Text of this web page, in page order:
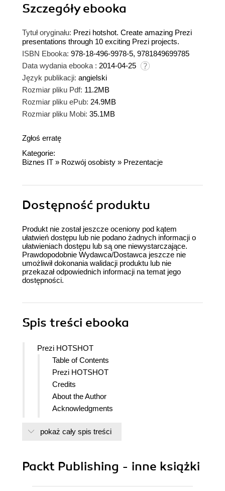
Szczegółyebooka
Tytuł oryginału: Prezi hotshot. Create amazing Prezi
presentations through 10 exciting Prezi projects.
ISBN Ebooka: 978-18-496-9978-5, 9781849699785
Data wydania ebooka : 2014-04-25
Język publikacji: angielski
Rozmiar pliku Pdf: 11.2MB
Rozmiar pliku ePub: 24.9MB
Rozmiar pliku Mobi: 35.1MB
Zgłoś erratę
Kategorie:
Biznes IT » Rozwój osobisty » Prezentacje
Dostępność produktu
Produkt nie został jeszcze oceniony pod kątem
ułatwień dostępu lub nie podano żadnych informacji o
ułatwieniach dostępu lub są one niewystarczające.
Prawdopodobnie Wydawca/Dostawca jeszcze nie
umożliwił dokonania walidacji produktu lub nie
przekazał odpowiednich informacji na temat jego
dostępności.
Spis treści ebooka
Prezi HOTSHOT
Table of Contents
Prezi HOTSHOT
Credits
About the Author
Acknowledgments
www.PacktPub.com
Why Subscribe?
pokaż cały spis treści
Packt Publishing - inne książki